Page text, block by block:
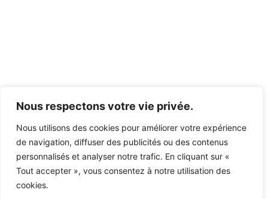
Nous respectons votre vie privée.
Nous utilisons des cookies pour améliorer votre expérience
de navigation, diffuser des publicités ou des contenus
personnalisés et analyser notre trafic. En cliquant sur «
Tout accepter », vous consentez à notre utilisation des
cookies.